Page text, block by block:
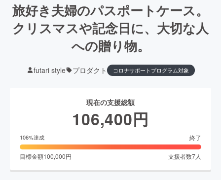
旅好き夫婦のパスポートケース。
クリスマスや記念日に、大切な人
への贈り物。
futari style プロダクト コロナサポートプログラム対象
現在の支援総額
106,400円
106%達成 終了
目標金額100,000円 支援者数7人